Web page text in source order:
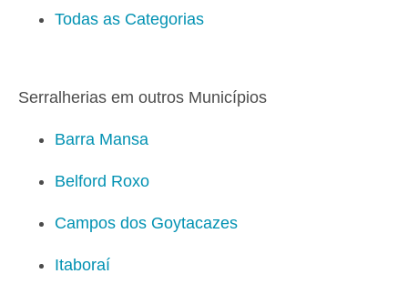
Todas as Categorias
Serralherias em outros Municípios
Barra Mansa
Belford Roxo
Campos dos Goytacazes
Itaboraí